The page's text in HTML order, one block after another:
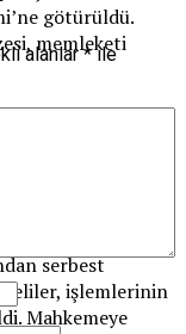
götürüldü.
memleketi
ekipleri,
Yağal,
da
Anneanne
serbest
işlemlerinin
Mahkemeye
alanlar*ile